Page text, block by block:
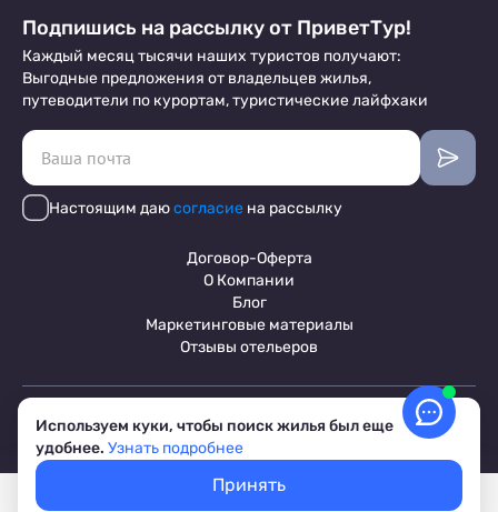
Покажем свободное жилье
Подпишись на рассылку от ПриветТур!
Каждый месяц тысячи наших туристов получают:
Выгодные предложения от владельцев жилья,
путеводители по курортам, туристические лайфхаки
Настоящим даюсогласие на рассылку
Договор-Оферта
О Компании
Блог
Маркетинговые материалы
Отзывы отельеров
© 2017-2026 ПриветТур™
Российский сервис бронирования жилья, официальный сайт,
Пользовательское соглашение
Обработка персональных данных
Условия бронирования объектов
Используем куки, чтобы поиск жилья был еще
удобнее. Узнать подробнее
Принять